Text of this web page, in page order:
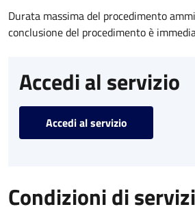
Durata massima del procedimento
conclusione del procedimento è
Accedi al servizio
Accedi al servizio
Condizioni di